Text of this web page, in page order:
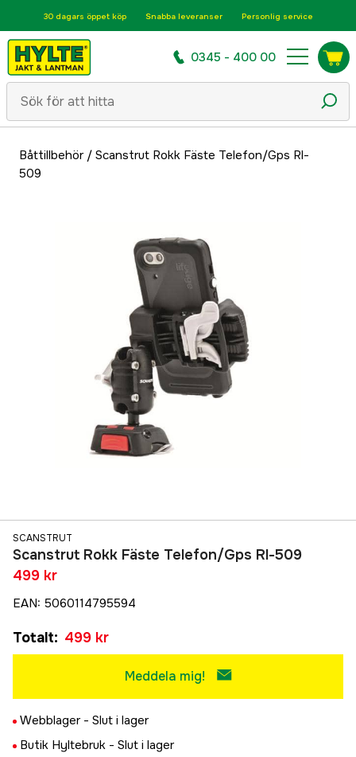
30 dagars öppet köp Snabba leveranser Personlig service
0345 - 400 00
Båttillbehör/ Scanstrut Rokk Fäste Telefon/Gps Rl-
509
SCANSTRUT
Scanstrut Rokk Fäste Telefon/Gps Rl-509
499 kr
EAN: 5060114795594
Totalt: 499 kr
Meddela mig!
Webblager - Slut i lager
Butik Hyltebruk - Slut i lager